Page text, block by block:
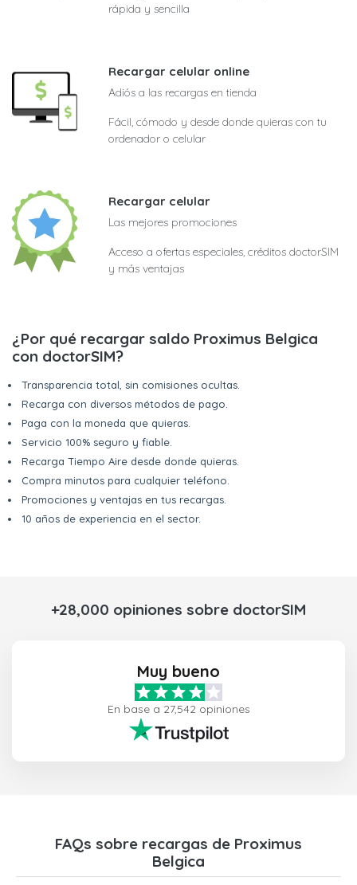
rápida y sencilla
Recargar celular online
Adiós a las recargas en tienda
Fácil, cómodo y desde donde quieras con tu
ordenador o celular
Recargar celular
Las mejores promociones
Acceso a ofertas especiales, créditos doctorSIM
y más ventajas
¿Por qué recargar saldo Proximus Belgica
con doctorSIM?
Transparencia total, sin comisiones ocultas.
Recarga con diversos métodos de pago.
Paga con la moneda que quieras.
Servicio 100% seguro y fiable.
Recarga Tiempo Aire desde donde quieras.
Compra minutos para cualquier teléfono.
Promociones y ventajas en tus recargas.
10 años de experiencia en el sector.
+28,000 opiniones sobre doctorSIM
Muy bueno
En base a 27,542 opiniones
FAQs sobre recargas de Proximus
Belgica